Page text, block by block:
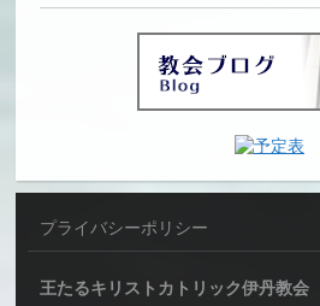
プライバシーポリシー
王たるキリストカトリック伊丹教会